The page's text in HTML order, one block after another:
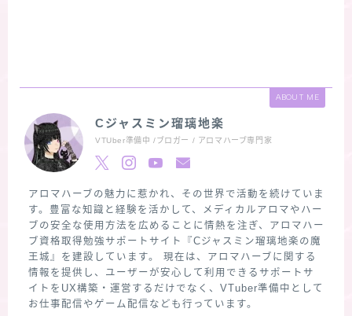
ABOUT ME
Cジャスミン瑠璃地楽
VTUber準備中 /ブロガー / アロマハーブ専門家
アロマハーブの魅力に惹かれ、その世界で活動を続けていま
す。豊富な知識と経験を活かして、メディカルアロマやハー
ブの安全な使用方法を広めることに情熱を注ぎ、アロマハー
ブ資格取得勉強サポートサイト『Cジャスミン瑠璃地楽の魔
王城』を建設しています。 現在は、アロマハーブに関する
情報を提供し、ユーザーが安心して利用できるサポートサ
イトをUX構築・運営するだけでなく、VTuber準備中として
お仕事配信やゲーム配信なども行っています。